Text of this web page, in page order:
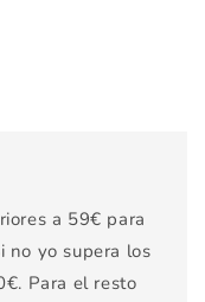
a 59€ para
no yo supera los
Para el resto